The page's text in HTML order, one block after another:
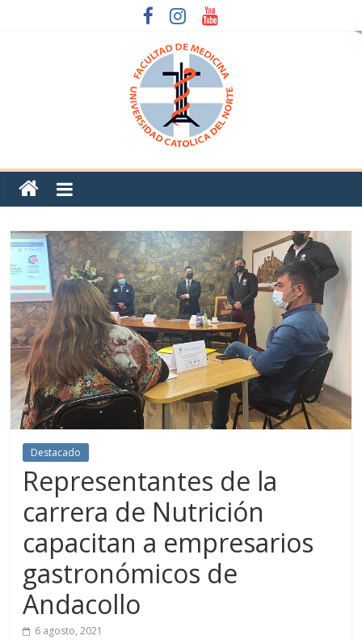
Destacado
Representantes de la
carrera de Nutrición
capacitan a empresarios
gastronómicos de
Andacollo
6 agosto, 2021